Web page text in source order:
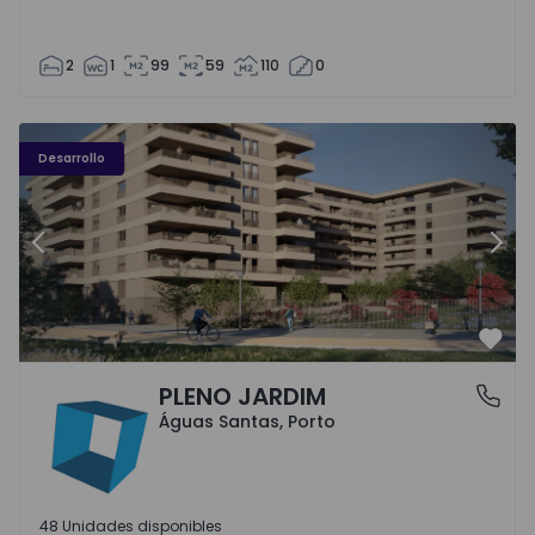
2 1 99 59 110 0
Desarrollo
PLENO JARDIM - 3
Anterior
Águas Santas, PortoPLENO JARDIM
Águas Santas, Porto
48 Unidades disponibles